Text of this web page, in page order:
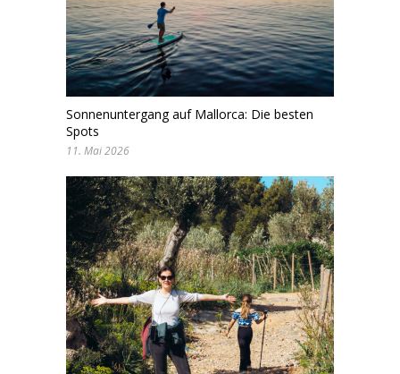
Sonnenuntergang auf Mallorca: Die besten
Spots
11. Mai 2026